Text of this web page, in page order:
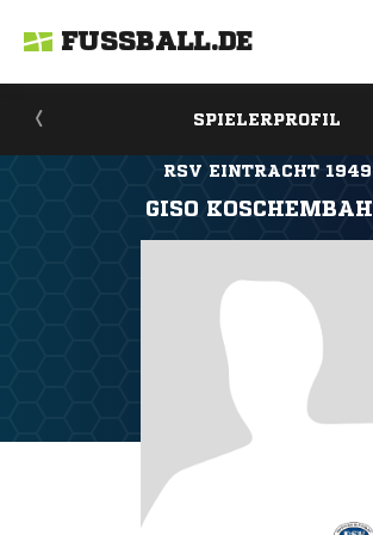
FUSSBALL.DE
SPIELERPROFIL
RSV EINTRACHT 1949
GISO